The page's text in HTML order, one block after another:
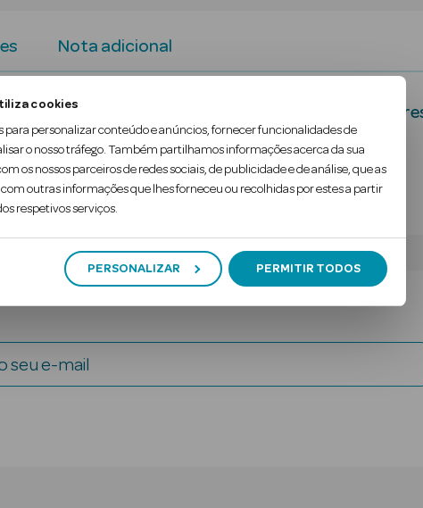
cookies
para personalizar conteúdo e anúncios, fornecer funcionalidades de
o nosso tráfego. Também partilhamos informações acerca da sua
os nossos parceiros de redes sociais, de publicidade e de análise, que as
outras informações que lhes forneceu ou recolhidas por estes a partir
respetivos serviços.
PERSONALIZAR PERMITIR TODOS
Nota adicional
contra cáries, combate a placa bacteriana* e
sabor agradável.
seu e-mail